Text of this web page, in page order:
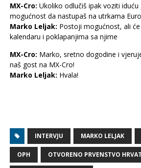
MX-Cro: Ukoliko odlučiš ipak voziti
mogućnost da nastupaš na utrkama
Marko Leljak: Postoji mogućnost, ali
kalendaru i poklapanjima sa njime
MX-Cro: Marko, sretno dogodine i
naš gost na MX-Cro!
Marko Leljak: Hvala!
INTERVJU MARKO LELJAK
OPH OTVORENO PRVENSTVO